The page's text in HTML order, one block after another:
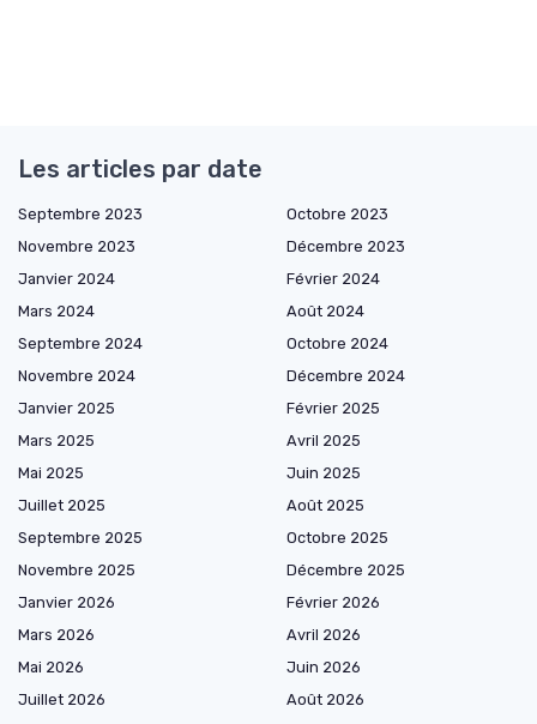
Les articles par date
Septembre 2023
Octobre 2023
Novembre 2023
Décembre 2023
Janvier 2024
Février 2024
Mars 2024
Août 2024
Septembre 2024
Octobre 2024
Novembre 2024
Décembre 2024
Janvier 2025
Février 2025
Mars 2025
Avril 2025
Mai 2025
Juin 2025
Juillet 2025
Août 2025
Septembre 2025
Octobre 2025
Novembre 2025
Décembre 2025
Janvier 2026
Février 2026
Mars 2026
Avril 2026
Mai 2026
Juin 2026
Juillet 2026
Août 2026